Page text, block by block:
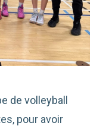
de volleyball
pour avoir